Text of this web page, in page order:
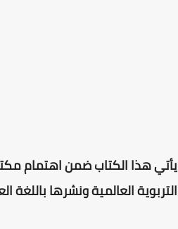
يأتي هذا الكتاب ضمن اهتمام
التربوية العالمية ونشرها باللغة